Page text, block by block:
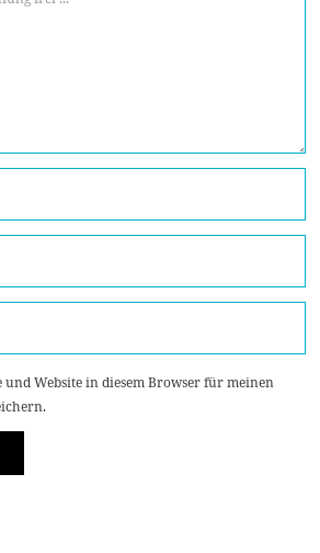
und Website in diesem Browser für meinen